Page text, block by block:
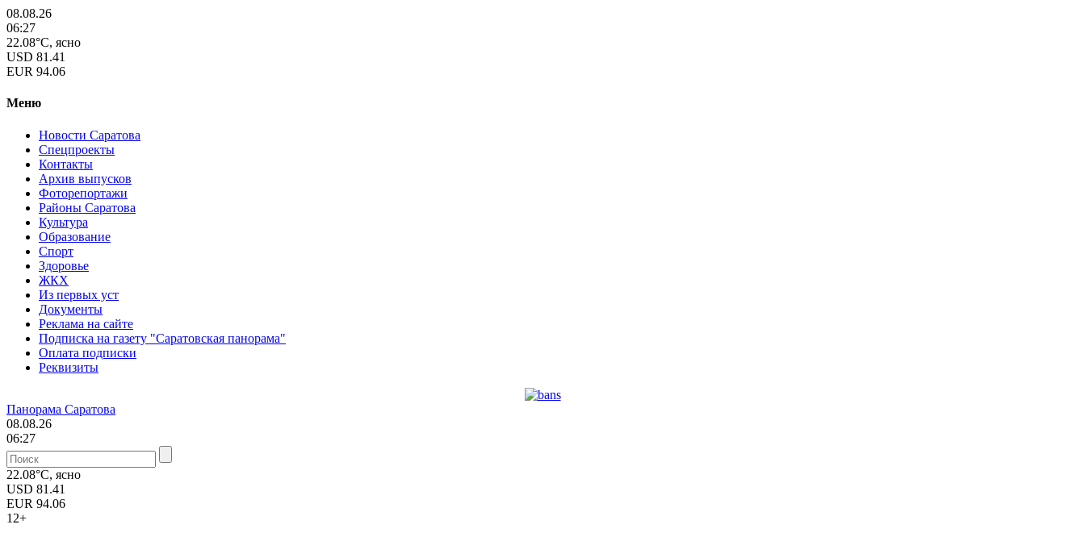
08.08.26
06:27
22.08°C, ясно
USD 81.41
EUR 94.06
Меню
Новости Саратова
Спецпроекты
Контакты
Архив выпусков
Фоторепортажи
Районы Саратова
Культура
Образование
Спорт
Здоровье
ЖКХ
Из пеpвых уст
Документы
Реклама на сайте
Подписка на газету "Саратовская панорама"
Оплата подписки
Реквизиты
Панорама Саратова
08.08.26
06:27
22.08°C, ясно
USD 81.41
EUR 94.06
12+